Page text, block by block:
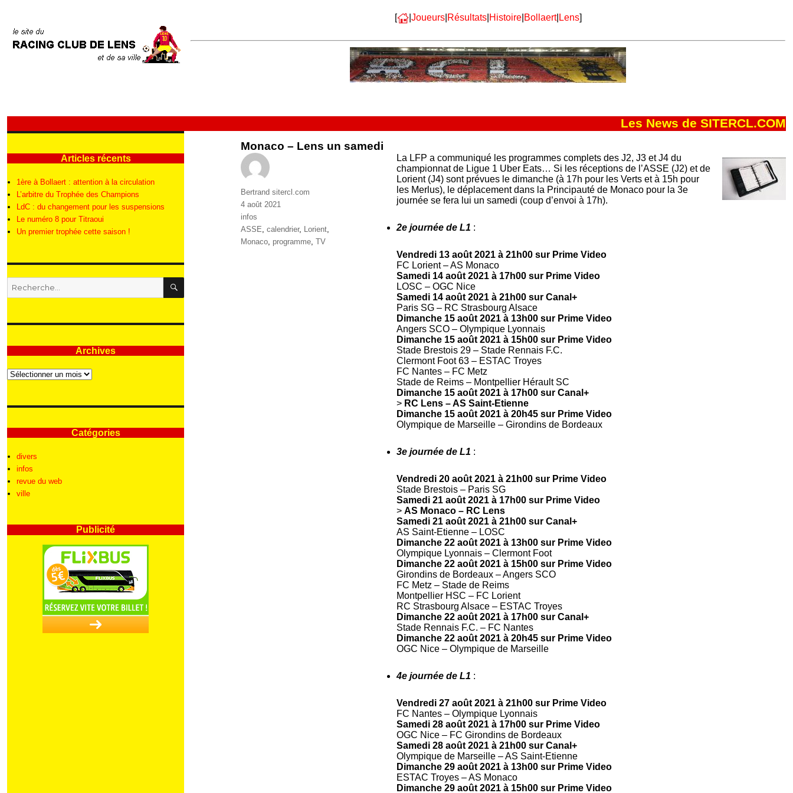
[ | Joueurs| Résultats| Histoire| Bollaert| Lens]
Les News de SITERCL.COM
Monaco – Lens un samedi
La LFP a communiqué les programmes complets des J2, J3 et J4 du
championnat de Ligue 1 Uber Eats… Si les réceptions de l’ASSE (J2) et de
Lorient (J4) sont prévues le dimanche (à 17h pour les Verts et à 15h pour
les Merlus), le déplacement dans la Principauté de Monaco pour la 3e
journée se fera lui un samedi (coup d’envoi à 17h).
2e journée de L1 :
Vendredi 13 août 2021 à 21h00 sur Prime Video
FC Lorient – AS Monaco
Samedi 14 août 2021 à 17h00 sur Prime Video
LOSC – OGC Nice
Samedi 14 août 2021 à 21h00 sur Canal+
Paris SG – RC Strasbourg Alsace
Dimanche 15 août 2021 à 13h00 sur Prime Video
Angers SCO – Olympique Lyonnais
Dimanche 15 août 2021 à 15h00 sur Prime Video
Stade Brestois 29 – Stade Rennais F.C.
Clermont Foot 63 – ESTAC Troyes
FC Nantes – FC Metz
Stade de Reims – Montpellier Hérault SC
Dimanche 15 août 2021 à 17h00 sur Canal+
> RC Lens – AS Saint-Etienne
Dimanche 15 août 2021 à 20h45 sur Prime Video
Olympique de Marseille – Girondins de Bordeaux
3e journée de L1 :
Vendredi 20 août 2021 à 21h00 sur Prime Video
Stade Brestois – Paris SG
Samedi 21 août 2021 à 17h00 sur Prime Video
> AS Monaco – RC Lens
Samedi 21 août 2021 à 21h00 sur Canal+
AS Saint-Etienne – LOSC
Dimanche 22 août 2021 à 13h00 sur Prime Video
Olympique Lyonnais – Clermont Foot
Dimanche 22 août 2021 à 15h00 sur Prime Video
Girondins de Bordeaux – Angers SCO
FC Metz – Stade de Reims
Montpellier HSC – FC Lorient
RC Strasbourg Alsace – ESTAC Troyes
Dimanche 22 août 2021 à 17h00 sur Canal+
Stade Rennais F.C. – FC Nantes
Dimanche 22 août 2021 à 20h45 sur Prime Video
OGC Nice – Olympique de Marseille
4e journée de L1 :
Vendredi 27 août 2021 à 21h00 sur Prime Video
FC Nantes – Olympique Lyonnais
Samedi 28 août 2021 à 17h00 sur Prime Video
OGC Nice – FC Girondins de Bordeaux
Samedi 28 août 2021 à 21h00 sur Canal+
Olympique de Marseille – AS Saint-Etienne
Dimanche 29 août 2021 à 13h00 sur Prime Video
ESTAC Troyes – AS Monaco
Dimanche 29 août 2021 à 15h00 sur Prime Video
Auteur
Bertrand sitercl.com
Publié
le
4 août 2021
Catégories
infos
Étiquettes
ASSE, calendrier, Lorient,
Monaco, programme, TV
Articles récents
1ère à Bollaert : attention à la circulation
L’arbitre du Trophée des Champions
LdC : du changement pour les suspensions
Le numéro 8 pour Titraoui
Un premier trophée cette saison !
Recherche
pour
RECHERCHE
Archives
Archives
Catégories
divers
infos
revue du web
ville